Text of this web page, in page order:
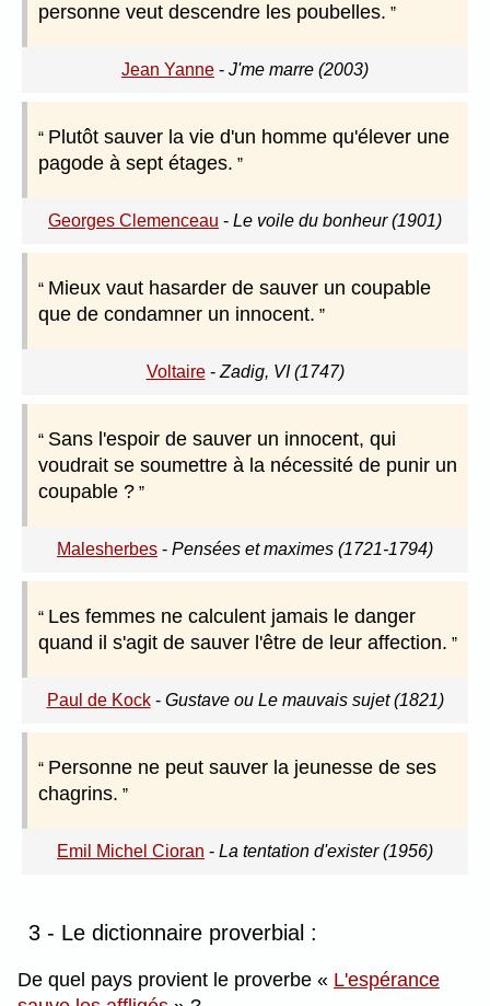
personne veut descendre les poubelles.
Jean Yanne - J'me marre (2003)
Plutôt sauver la vie d'un homme qu'élever une
pagode à sept étages.
Georges Clemenceau - Le voile du bonheur (1901)
Mieux vaut hasarder de sauver un coupable
que de condamner un innocent.
Voltaire- Zadig, VI (1747)
Sans l'espoir de sauver un innocent, qui
voudrait se soumettre à la nécessité de punir un
coupable ?
Malesherbes - Pensées et maximes (1721-1794)
Les femmes ne calculent jamais le danger
quand il s'agit de sauver l'être de leur affection.
Paul de Kock- Gustave ou Le mauvais sujet (1821)
Personne ne peut sauver la jeunesse de ses
chagrins.
Emil Michel Cioran - La tentation d'exister (1956)
3 - Le dictionnaire proverbial :
De quel pays provient le proverbe
L'espérance